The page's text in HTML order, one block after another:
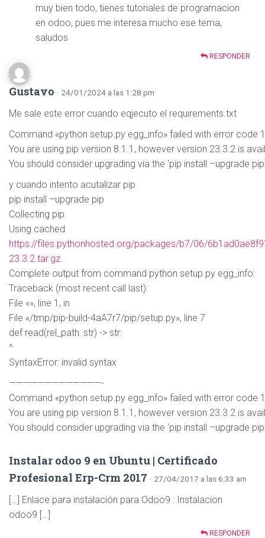
muy bien todo, tienes tutoriales de programacion
en odoo, pues me interesa mucho ese tema,
saludos
RESPONDER
Gustavo · 24/01/2024 a las 1:28 pm
Me sale este error cuando eqjecuto el requirements.txt
Command «python setup.py egg_info» failed with error
You are using pip version 8.1.1, however version 23.3.2 is
You should consider upgrading via the ‘pip install –upgrade
y cuando intento acutalizar pip
pip install –upgrade pip
Collecting pip
Using cached
https://files.pythonhosted.org/packages/b7/06/
23.3.2.tar.gz
Complete output from command python setup.py egg_info:
Traceback (most recent call last):
File «», line 1, in
File «/tmp/pip-build-4aA7r7/pip/setup.py», line 7
def read(rel_path: str) -> str:
^
SyntaxError: invalid syntax
—————————————-
Command «python setup.py egg_info» failed with error code
You are using pip version 8.1.1, however version 23.3.2 is
You should consider upgrading via the ‘pip install –upgrade
Instalar odoo 9 en Ubuntu | Certificado
Profesional Erp-Crm 2017 · 27/04/2017 a las 6:33 am
[…] Enlace para instalación para Odoo9 : Instalacion
odoo9 […]
RESPONDER